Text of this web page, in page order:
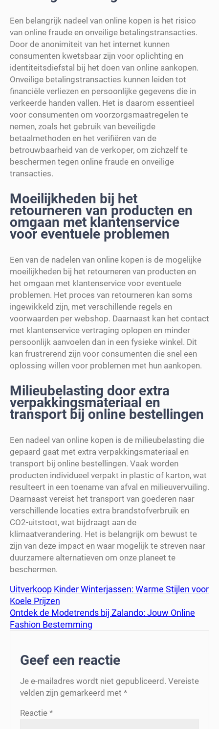
Een belangrijk nadeel van online kopen is het risico
van online fraude en onveilige betalingstransacties.
Door de anonimiteit van het internet kunnen
consumenten kwetsbaar zijn voor oplichting en
identiteitsdiefstal bij het doen van online aankopen.
Onveilige betalingstransacties kunnen leiden tot
financiële verliezen en persoonlijke gegevens die in
verkeerde handen vallen. Het is daarom essentieel
voor consumenten om voorzorgsmaatregelen te
nemen, zoals het gebruik van beveiligde
betaalmethoden en het verifiëren van de
betrouwbaarheid van de verkoper, om zichzelf te
beschermen tegen online fraude en onveilige
transacties.
Moeilijkheden bij het
retourneren van producten en
omgaan met klantenservice
voor eventuele problemen
Een van de nadelen van online kopen is de mogelijke
moeilijkheden bij het retourneren van producten en
het omgaan met klantenservice voor eventuele
problemen. Het proces van retourneren kan soms
ingewikkeld zijn, met verschillende regels en
voorwaarden per webshop. Daarnaast kan het contact
met klantenservice vertraging oplopen en minder
persoonlijk aanvoelen dan in een fysieke winkel. Dit
kan frustrerend zijn voor consumenten die snel een
oplossing willen voor problemen met hun aankopen.
Milieubelasting door extra
verpakkingsmateriaal en
transport bij online bestellingen
Een nadeel van online kopen is de milieubelasting die
gepaard gaat met extra verpakkingsmateriaal en
transport bij online bestellingen. Vaak worden
producten individueel verpakt in plastic of karton, wat
resulteert in een toename van afval en milieuvervuiling.
Daarnaast vereist het transport van goederen naar
verschillende locaties extra brandstofverbruik en
CO2-uitstoot, wat bijdraagt aan de
klimaatverandering. Het is belangrijk om bewust te
zijn van deze impact en waar mogelijk te streven naar
duurzamere alternatieven om onze planeet te
beschermen.
Uitverkoop Kinder Winterjassen: Warme Stijlen voor
Koele Prijzen
Ontdek de Modetrends bij Zalando: Jouw Online
Fashion Bestemming
Geef een reactie
Je e-mailadres wordt niet gepubliceerd. Vereiste
velden zijn gemarkeerd met *
Reactie *